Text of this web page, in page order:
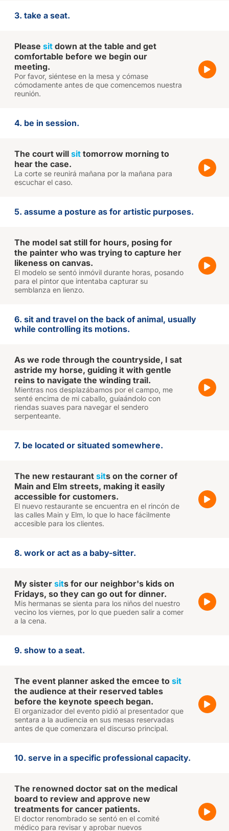
3. take a seat.
Please sit down at the table and get
comfortable before we begin our
meeting.
Por favor, siéntese en la mesa y cómase
cómodamente antes de que comencemos nuestra
reunión.
4. be in session.
The court will sit tomorrow morning to
hear the case.
La corte se reunirá mañana por la mañana para
escuchar el caso.
5. assume a posture as for artistic purposes.
The model sat still for hours, posing for
the painter who was trying to capture her
likeness on canvas.
El modelo se sentó inmóvil durante horas, posando
para el pintor que intentaba capturar su
semblanza en lienzo.
6. sit and travel on the back of animal, usually
while controlling its motions.
As we rode through the countryside, I sat
astride my horse, guiding it with gentle
reins to navigate the winding trail.
Mientras nos desplazábamos por el campo, me
senté encima de mi caballo, guíaándolo con
riendas suaves para navegar el sendero
serpenteante.
7. be located or situated somewhere.
The new restaurant sits on the corner of
Main and Elm streets, making it easily
accessible for customers.
El nuevo restaurante se encuentra en el rincón de
las calles Main y Elm, lo que lo hace fácilmente
accesible para los clientes.
8. work or act as a baby-sitter.
My sister sits for our neighbor's kids on
Fridays, so they can go out for dinner.
Mis hermanas se sienta para los niños del nuestro
vecino los viernes, por lo que pueden salir a comer
a la cena.
9. show to a seat.
The event planner asked the emcee to sit
the audience at their reserved tables
before the keynote speech began.
El organizador del evento pidió al presentador que
sentara a la audiencia en sus mesas reservadas
antes de que comenzara el discurso principal.
10. serve in a specific professional capacity.
The renowned doctor sat on the medical
board to review and approve new
treatments for cancer patients.
El doctor renombrado se sentó en el comité
médico para revisar y aprobar nuevos